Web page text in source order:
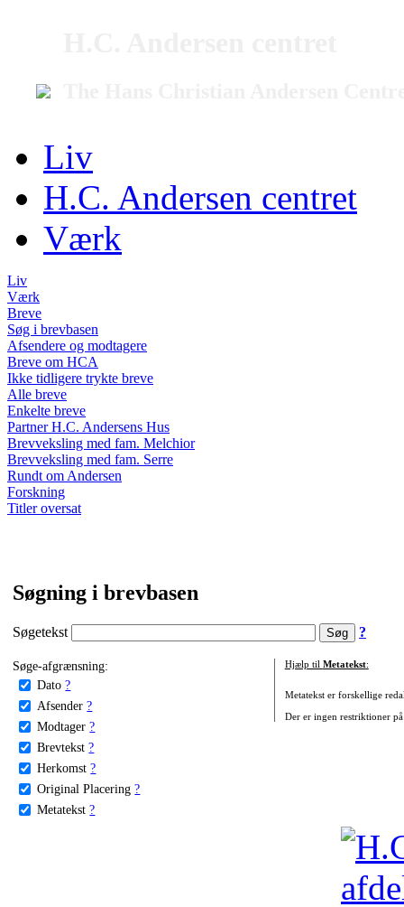
Liv
H.C. Andersen centret
Værk
Liv
Værk
Breve
Søg i brevbasen
Afsendere og modtagere
Breve om HCA
Ikke tidligere trykte breve
Alle breve
Enkelte breve
Partner H.C. Andersens Hus
Brevveksling med fam. Melchior
Brevveksling med fam. Serre
Rundt om Andersen
Forskning
Titler oversat
Søgning i brevbasen
Søgetekst ?
Søge-afgrænsning:
Dato ?
Afsender ?
Modtager ?
Brevtekst ?
Herkomst ?
Original Placering ?
Metatekst ?
Hjælp til Metatekst:
Metatekst er forskellige
Der er ingen restriktioner